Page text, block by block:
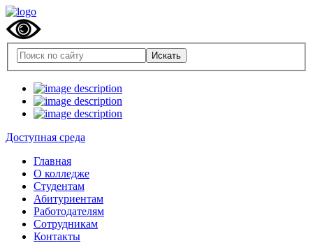
Доступная среда
Главная
О колледже
Студентам
Абитуриентам
Работодателям
Сотрудникам
Контакты